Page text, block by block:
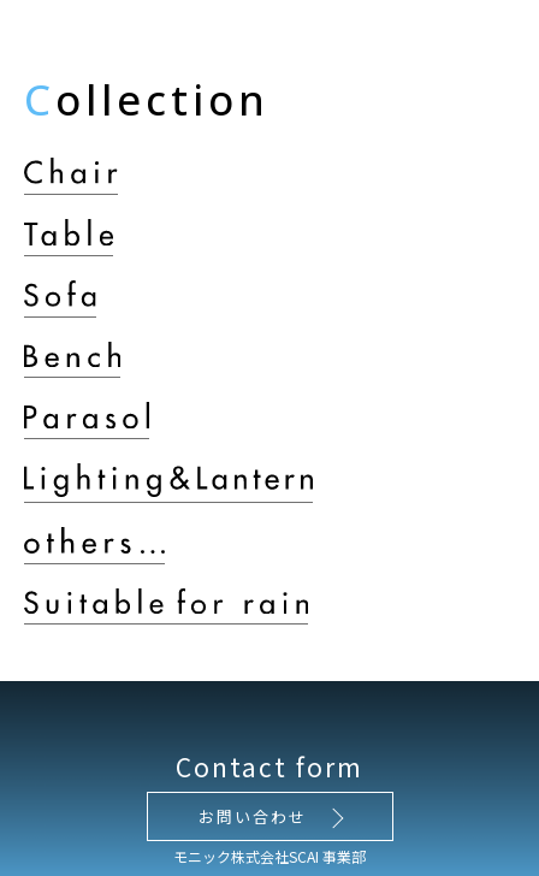
Collection
Contact form
お問い合わせ
モニック株式会社SCAI 事業部